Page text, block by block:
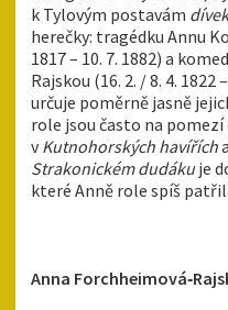
k Tylovým postavám
herečky: tragédku Annu
1817 – 10. 7. 1882) a
Rajskou (16. 2. / 8. 4.
určuje poměrně jasně
role jsou často na pomezí
vKutnohorských havířích
Strakonickém dudákuje
které Anně role spíš
Anna